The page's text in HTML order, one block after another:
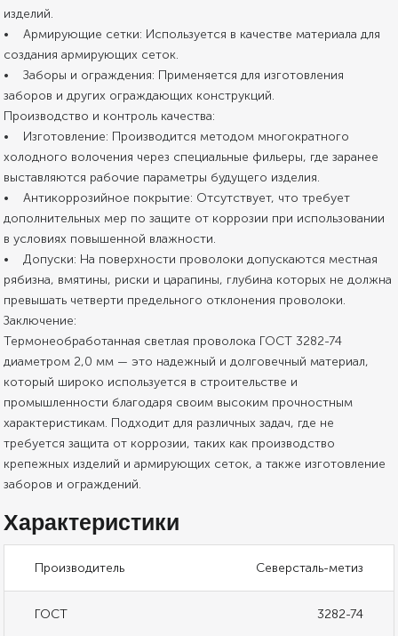
изделий.
• Армирующие сетки: Используется в качестве материала для
создания армирующих сеток.
• Заборы и ограждения: Применяется для изготовления
заборов и других ограждающих конструкций.
Производство и контроль качества:
• Изготовление: Производится методом многократного
холодного волочения через специальные фильеры, где заранее
выставляются рабочие параметры будущего изделия.
• Антикоррозийное покрытие: Отсутствует, что требует
дополнительных мер по защите от коррозии при использовании
в условиях повышенной влажности.
• Допуски: На поверхности проволоки допускаются местная
рябизна, вмятины, риски и царапины, глубина которых не должна
превышать четверти предельного отклонения проволоки.
Заключение:
Термонеобработанная светлая проволока ГОСТ 3282-74
диаметром 2,0 мм — это надежный и долговечный материал,
который широко используется в строительстве и
промышленности благодаря своим высоким прочностным
характеристикам. Подходит для различных задач, где не
требуется защита от коррозии, таких как производство
крепежных изделий и армирующих сеток, а также изготовление
заборов и ограждений.
Характеристики
Производитель Северсталь-метиз
ГОСТ 3282-74